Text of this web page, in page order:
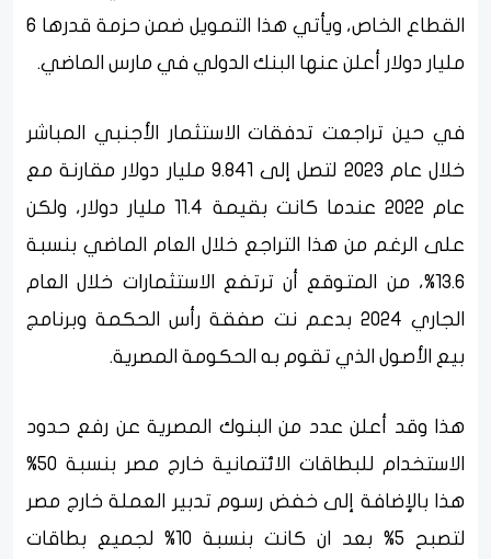
القطاع الخاص، ويأتي هذا التمويل ضمن حزمة قدرها 6
مليار دولار أعلن عنها البنك الدولي في مارس الماضي.
في حين تراجعت تدفقات الاستثمار الأجنبي المباشر
خلال عام 2023 لتصل إلى 9.841 مليار دولار مقارنة مع
عام 2022 عندما كانت بقيمة 11.4 مليار دولار، ولكن
على الرغم من هذا التراجع خلال العام الماضي بنسبة
13.6%، من المتوقع أن ترتفع الاستثمارات خلال العام
الجاري 2024 بدعم نت صفقة رأس الحكمة وبرنامج
بيع الأصول الذي تقوم به الحكومة المصرية.
هذا وقد أعلن عدد من البنوك المصرية عن رفع حدود
الاستخدام للبطاقات الائتمانية خارج مصر بنسبة 50%
هذا بالإضافة إلى خفض رسوم تدبير العملة خارج مصر
لتصبح 5% بعد ان كانت بنسبة 10% لجميع بطاقات